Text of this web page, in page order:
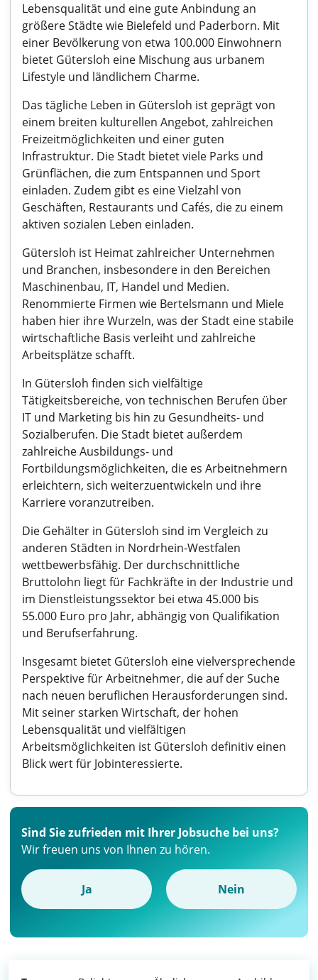
Lebensqualität und eine gute Anbindung an
größere Städte wie Bielefeld und Paderborn. Mit
einer Bevölkerung von etwa 100.000 Einwohnern
bietet Gütersloh eine Mischung aus urbanem
Lifestyle und ländlichem Charme.
Das tägliche Leben in Gütersloh ist geprägt von
einem breiten kulturellen Angebot, zahlreichen
Freizeitmöglichkeiten und einer guten
Infrastruktur. Die Stadt bietet viele Parks und
Grünflächen, die zum Entspannen und Sport
einladen. Zudem gibt es eine Vielzahl von
Geschäften, Restaurants und Cafés, die zu einem
aktiven sozialen Leben einladen.
Gütersloh ist Heimat zahlreicher Unternehmen
und Branchen, insbesondere in den Bereichen
Maschinenbau, IT, Handel und Medien.
Renommierte Firmen wie Bertelsmann und Miele
haben hier ihre Wurzeln, was der Stadt eine stabile
wirtschaftliche Basis verleiht und zahlreiche
Arbeitsplätze schafft.
In Gütersloh finden sich vielfältige
Tätigkeitsbereiche, von technischen Berufen über
IT und Marketing bis hin zu Gesundheits- und
Sozialberufen. Die Stadt bietet außerdem
zahlreiche Ausbildungs- und
Fortbildungsmöglichkeiten, die es Arbeitnehmern
erleichtern, sich weiterzuentwickeln und ihre
Karriere voranzutreiben.
Die Gehälter in Gütersloh sind im Vergleich zu
anderen Städten in Nordrhein-Westfalen
wettbewerbsfähig. Der durchschnittliche
Bruttolohn liegt für Fachkräfte in der Industrie und
im Dienstleistungssektor bei etwa 45.000 bis
55.000 Euro pro Jahr, abhängig von Qualifikation
und Berufserfahrung.
Insgesamt bietet Gütersloh eine vielversprechende
Perspektive für Arbeitnehmer, die auf der Suche
nach neuen beruflichen Herausforderungen sind.
Mit seiner starken Wirtschaft, der hohen
Lebensqualität und vielfältigen
Arbeitsmöglichkeiten ist Gütersloh definitiv einen
Blick wert für Jobinteressierte.
Sind Sie zufrieden mit Ihrer Jobsuche bei uns?
Wir freuen uns von Ihnen zu hören.
Ja Nein